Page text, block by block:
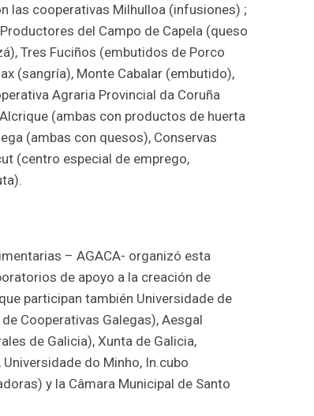
las cooperativas Milhulloa (infusiones) ;
del Campo de Capela (queso
Tres Fuciños (embutidos de Porco
(sangría), Monte Cabalar (embutido),
Agraria Provincial da Coruña
(ambas con productos de huerta
(ambas con quesos), Conservas
(centro especial de emprego,
– AGACA- organizó esta
de apoyo a la creación de
participan también Universidade de
Cooperativas Galegas), Aesgal
de Galicia), Xunta de Galicia,
do Minho, In.cubo
y la Câmara Municipal de Santo